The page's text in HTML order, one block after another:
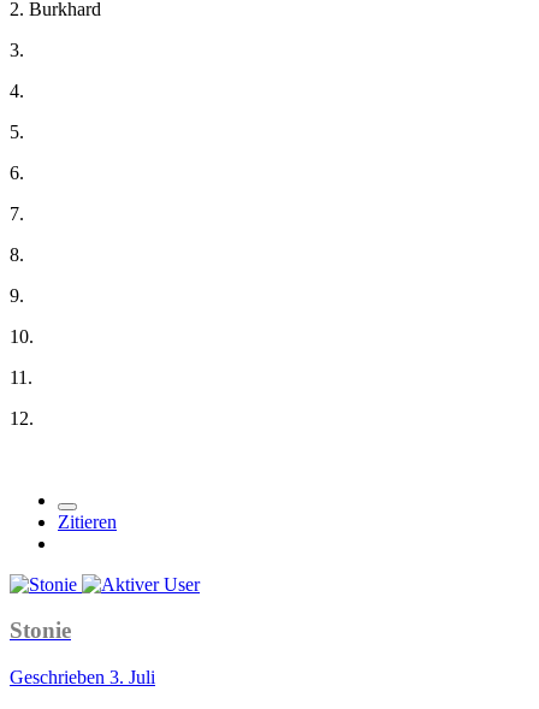
2. Burkhard
3.
4.
5.
6.
7.
8.
9.
10.
11.
12.
Zitieren
Stonie
Geschrieben 3. Juli